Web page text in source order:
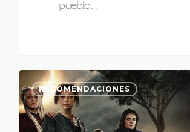
pueblo…
RECOMENDACIONES